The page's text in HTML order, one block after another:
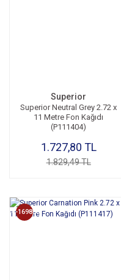
Superior
Superior Neutral Grey 2.72 x
11 Metre Fon Kağıdı
(P111404)
1.727,80 TL
1.829,49 TL
%-169800